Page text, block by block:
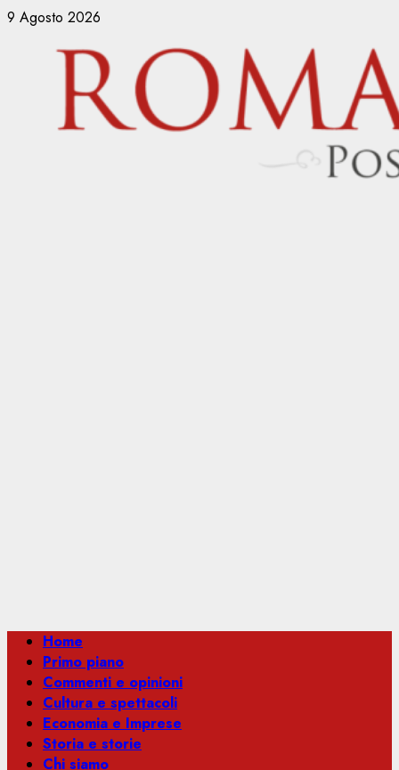
Vai
contenuto
9 Agosto 2026
Menu
principale
Home
Primo piano
Commenti e opinioni
Cultura e spettacoli
Economia e Imprese
Storia e storie
Chi siamo